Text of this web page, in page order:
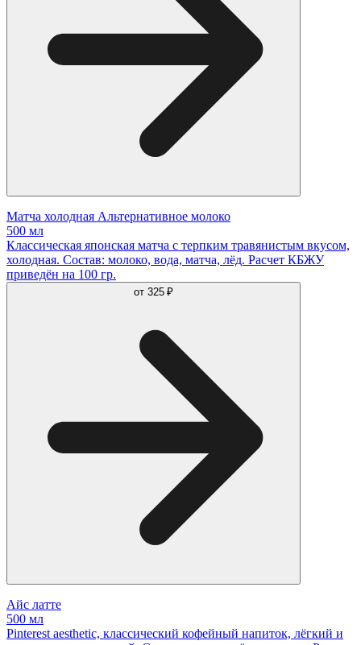
Матча холодная Альтернативное молоко
500 мл
Классическая японская матча с терпким травянистым вкусом,
холодная. Состав: молоко, вода, матча, лёд. Расчет КБЖУ
приведён на 100 гр.
от 325 ₽
Айс латте
500 мл
Pinterest aesthetic, классический кофейный напиток, лёгкий и